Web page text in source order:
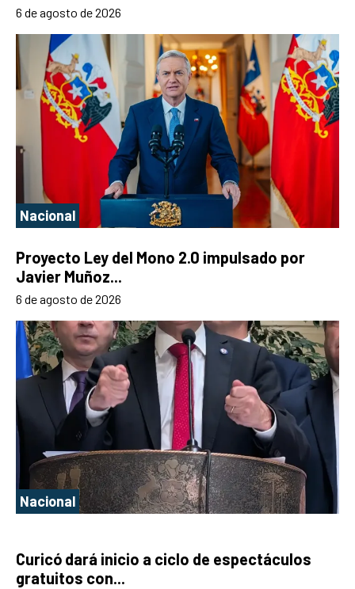
6 de agosto de 2026
Nacional
Proyecto Ley del Mono 2.0 impulsado por
Javier Muñoz...
6 de agosto de 2026
Nacional
Curicó dará inicio a ciclo de espectáculos
gratuitos con...